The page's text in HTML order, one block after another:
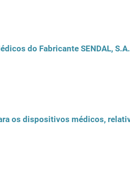
do Fabricante SENDAL, S.A.